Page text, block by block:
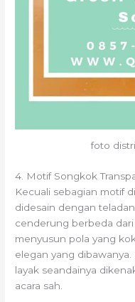
foto
4. Motif Songkok
Kecuali sebagian motif
didesain dengan
cenderung berbeda
menyusun pola yang
elegan yang
layak seandainya
acara sah.